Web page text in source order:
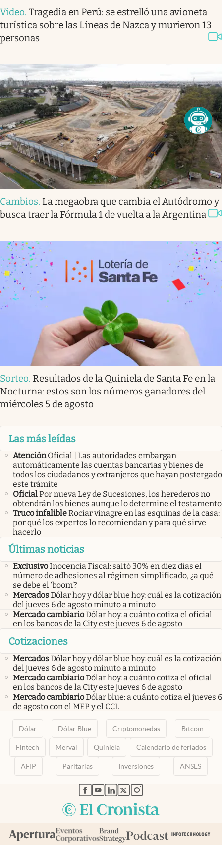
Video. Tragedia en Perú: se estrelló una avioneta
turística sobre las Líneas de Nazca y murieron 13
personas
Cambios. La megaobra que cambia el Autódromo y
busca traer la Fórmula 1 de vuelta a la Argentina
Sorteo. Resultados de la Quiniela de Santa Fe en la
Nocturna: estos son los números ganadores del
miércoles 5 de agosto
Las más leídas
Atención Oficial | Las autoridades embargan
automáticamente las cuentas bancarias y bienes de
todos los ciudadanos y extranjeros que hayan postergado
este trámite
OficialPor nueva Ley de Sucesiones, los herederos no
obtendrán los bienes aunque lo determine el testamento
Truco infalibleRociar vinagre en las esquinas de la casa:
por qué los expertos lo recomiendan y para qué sirve
hacerlo
Últimas noticias
ExclusivoInocencia Fiscal: saltó 30% en diez días el
número de adhesiones al régimen simplificado, ¿a qué
se debe el ‘boom’?
MercadosDólar hoy y dólar blue hoy: cuál es la cotización
del jueves 6 de agosto minuto a minuto
Mercado cambiarioDólar hoy: a cuánto cotiza el oficial
en los bancos de la City este jueves 6 de agosto
Cotizaciones
MercadosDólar hoy y dólar blue hoy: cuál es la cotización
del jueves 6 de agosto minuto a minuto
Mercado cambiarioDólar hoy: a cuánto cotiza el oficial
en los bancos de la City este jueves 6 de agosto
Mercado cambiarioDólar blue: a cuánto cotiza el jueves 6
de agosto con el MEP y el CCL
Dólar Dólar Blue Criptomonedas Bitcoin
Fintech Merval Quiniela Calendario de feriados
AFIP Paritarias Inversiones ANSES
abre en nueva pestaña
abre en nueva pestaña
abre en nueva pestaña
abre en nueva pestaña
abre en nueva pestaña